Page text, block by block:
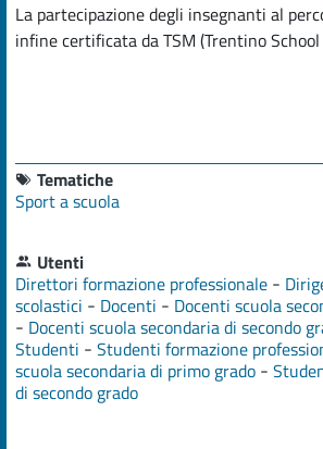
La partecipazione degli insegnanti al
infine certificata da TSM (Trentino
Tematiche
Sport a scuola
Utenti
Direttori formazione professionale -
scolastici - Docenti - Docenti scuola
- Docenti scuola secondaria di secondo
Studenti - Studenti formazione
scuola secondaria di primo grado -
di secondo grado